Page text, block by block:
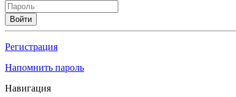
Войти
Регистрация
Напомнить пароль
Навигация